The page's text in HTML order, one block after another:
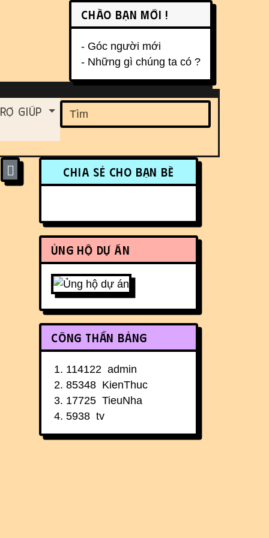
Chào bạn mới !
- Góc người mới
- Những gì chúng ta có ?
Giúp
More content and
Chia sẻ cho bạn bè
Ủng hộ dự án
Công thần bảng
114122 admin
85348 KienThuc
17725 TieuNha
5938 tv